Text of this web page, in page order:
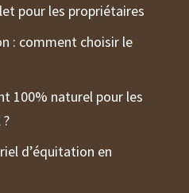
pour les propriétaires
: comment choisir le
100% naturel pour les
d’équitation en